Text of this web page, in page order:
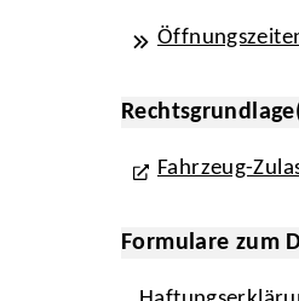
Fahrzeug-
Formulare zum